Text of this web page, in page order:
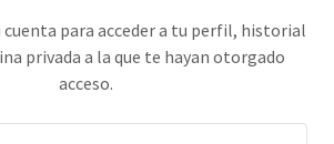
cuenta para acceder a tu perfil, historial
privada a la que te hayan otorgado
acceso.